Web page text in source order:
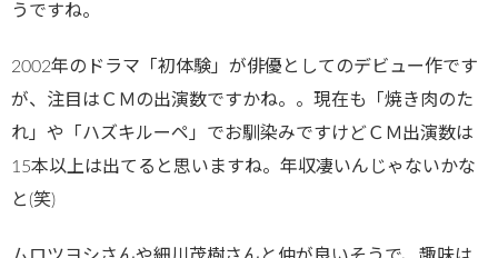
うですね。
2002年のドラマ「初体験」が俳優としてのデビュー作です
が、注目はＣＭの出演数ですかね。。現在も「焼き肉のた
れ」や「ハズキルーペ」でお馴染みですけどＣＭ出演数は
15本以上は出てると思いますね。年収凄いんじゃないかな
と(笑)